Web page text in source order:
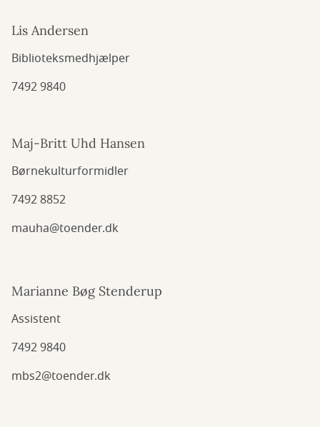
Lis Andersen
Biblioteksmedhjælper
7492 9840
Maj-Britt Uhd Hansen
Børnekulturformidler
7492 8852
mauha@toender.dk
Marianne Bøg Stenderup
Assistent
7492 9840
mbs2@toender.dk